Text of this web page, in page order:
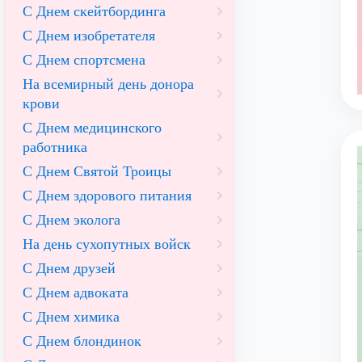
С Днем скейтбординга
С Днем изобретателя
С Днем спортсмена
На всемирный день донора
крови
С Днем медицинского
работника
С Днем Святой Троицы
С Днем здорового питания
С Днем эколога
На день сухопутных войск
С Днем друзей
С Днем адвоката
С Днем химика
С Днем блондинок